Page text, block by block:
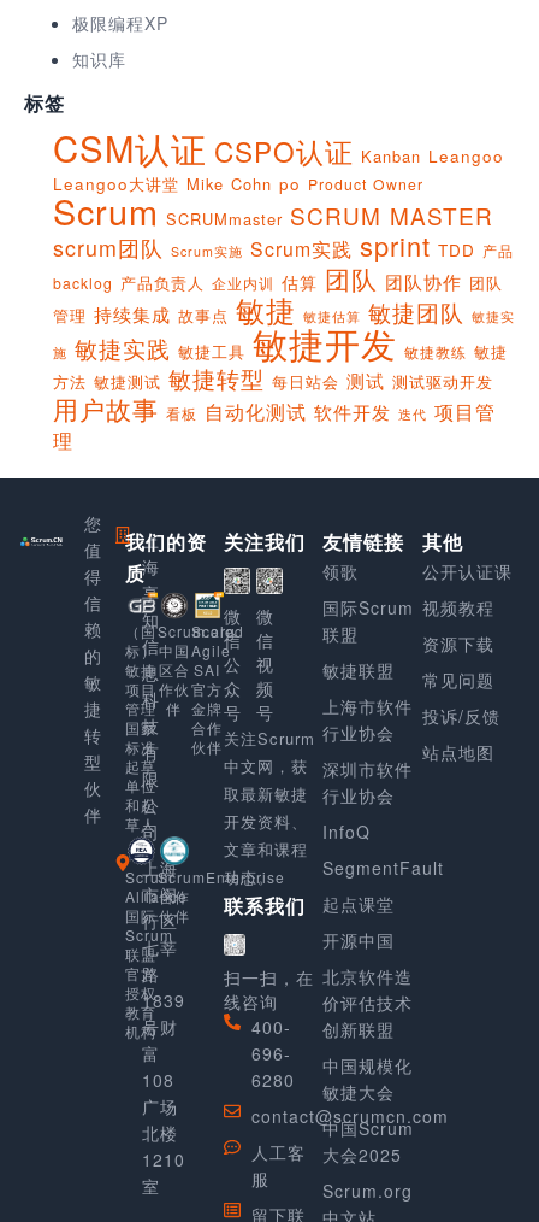
极限编程XP
知识库
标签
CSM认证 CSPO认证 Kanban Leangoo
Leangoo大讲堂 Mike Cohn po Product Owner
Scrum SCRUMmaster SCRUM MASTER
scrum团队 Scrum实施 Scrum实践 sprint TDD 产品
backlog 产品负责人 企业内训 估算 团队 团队协作 团队
管理 持续集成 故事点 敏捷 敏捷估算 敏捷团队 敏捷实
施 敏捷实践 敏捷工具 敏捷开发 敏捷教练 敏捷
方法 敏捷测试 敏捷转型 每日站会 测试 测试驱动开发
用户故事 看板 自动化测试 软件开发 迭代 项目管
理
您
值
得
信
赖
的
敏
捷
转
型
伙
伴
上
海
享
知
信
息
科
技
有
限
公
司
上海
市闵
行区
七莘
路
1839
号财
富
108
广场
北楼
1210
室
我们的资
质
（国
标）
敏捷
项目
管理
国家
标准
起草
单位
和起
草人
Scrum.org
中国
区合
作伙
伴
Scaled
Agile
SAI
官方
金牌
合作
伙伴
Scrum
Alliance
国际
Scrum
联盟
官方
授权
教育
机构
ScrumEnterprise
合作
伙伴
关注我们
微
信
公
众
号
微
信
视
频
号
关注Scrurm
中文网，获
取最新敏捷
开发资料、
文章和课程
动态。
联系我们
扫一扫，在
线咨询
400-
696-
6280
contact@scrumcn.com
人工客
服
留下联
友情链接
领歌
国际Scrum
联盟
敏捷联盟
上海市软件
行业协会
深圳市软件
行业协会
InfoQ
SegmentFault
起点课堂
开源中国
北京软件造
价评估技术
创新联盟
中国规模化
敏捷大会
中国Scrum
大会2025
Scrum.org
中文站
其他
公开认证课
视频教程
资源下载
常见问题
投诉/反馈
站点地图